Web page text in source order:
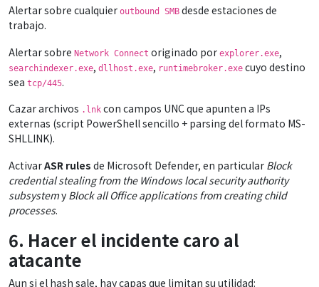
Alertar sobre cualquier outbound SMB desde estaciones de
trabajo.
Alertar sobre Network Connect originado por explorer.exe,
searchindexer.exe, dllhost.exe, runtimebroker.exe cuyo destino
sea tcp/445.
Cazar archivos .lnk con campos UNC que apunten a IPs
externas (script PowerShell sencillo + parsing del formato MS-
SHLLINK).
ActivarASR rules de Microsoft Defender, en particular Block
credential stealing from the Windows local security authority
subsystemy Block all Office applications from creating child
processes.
6. Hacer el incidente caro al
atacante
Aun si el hash sale, hay capas que limitan su utilidad: